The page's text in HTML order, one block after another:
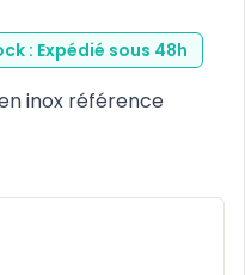
: Expédié sous 48h
inox référence